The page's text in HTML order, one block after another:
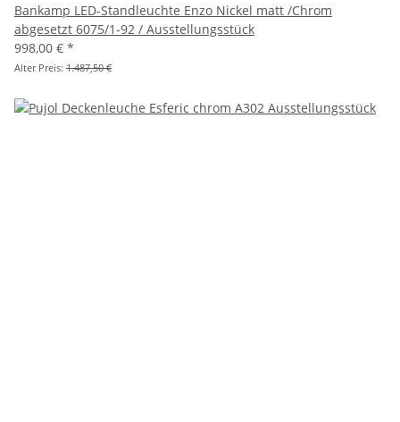
Bankamp LED-Standleuchte Enzo Nickel matt /Chrom
abgesetzt 6075/1-92 / Ausstellungsstück
998,00 € *
Alter Preis: 1.487,50 €